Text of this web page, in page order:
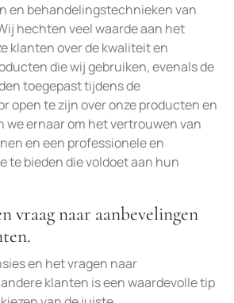
en behandelingstechnieken van
hechten veel waarde aan het
klanten over de kwaliteit en
die wij gebruiken, evenals de
toegepast tijdens de
open te zijn over onze producten en
ernaar om het vertrouwen van
en een professionele en
te bieden die voldoet aan hun
vraag naar aanbevelingen
en het vragen naar
klanten is een waardevolle tip